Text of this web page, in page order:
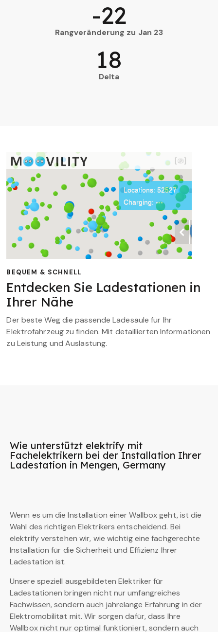
Rangveränderung zu Jan 23
-22
Delta
18
BEQUEM & SCHNELL
Entdecken Sie Ladestationen in
Ihrer Nähe
Der beste Weg die passende Ladesäule für Ihr
Elektrofahrzeug zu finden. Mit detaillierten Informationen
zu Leistung und Auslastung.
Wie unterstützt elektrify mit
Fachelektrikern bei der Installation Ihrer
Ladestation in Mengen, Germany
Wenn es um die Installation einer Wallbox geht, ist die
Wahl des richtigen Elektrikers entscheidend. Bei
elektrify verstehen wir, wie wichtig eine fachgerechte
Installation für die Sicherheit und Effizienz Ihrer
Ladestation ist.
Unsere speziell ausgebildeten Elektriker für
Ladestationen bringen nicht nur umfangreiches
Fachwissen, sondern auch jahrelange Erfahrung in der
Elektromobilität mit. Wir sorgen dafür, dass Ihre
Wallbox nicht nur optimal funktioniert, sondern auch